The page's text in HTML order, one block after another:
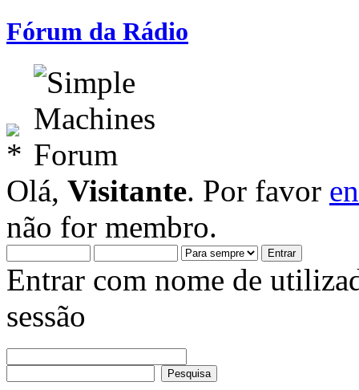
Fórum da Rádio
Olá, Visitante. Por favor
não for membro.
Entrar com nome de
sessão